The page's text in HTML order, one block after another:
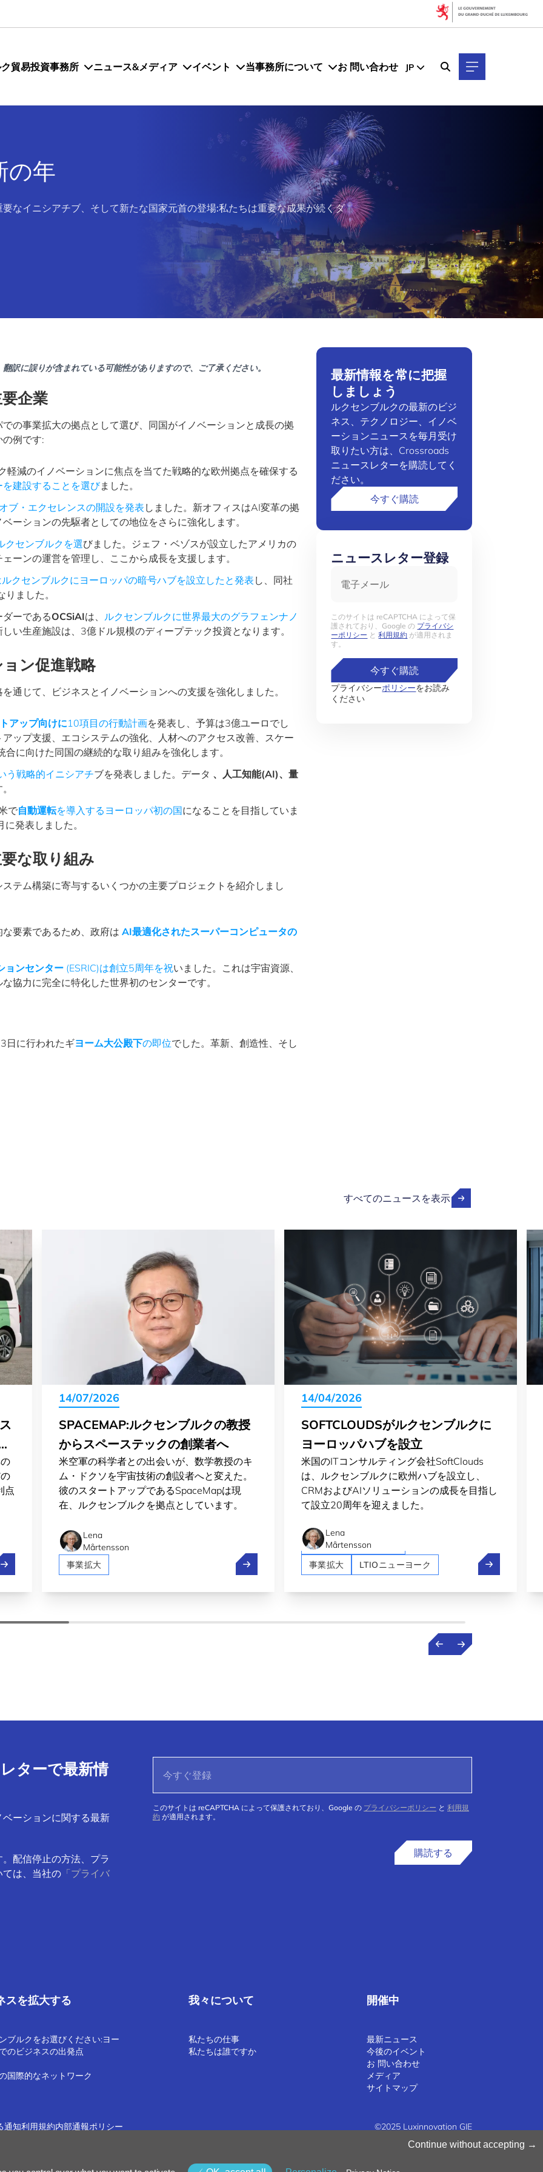
貿易投資事務所 ニュース&メディア イベント 当事務所について お 問い合わせ JP
の年
なイニシアチブ、そして新たな国家元首の登場:私たちは重要な成果が続くダ
訳に誤りが含まれている可能性がありますので、ご了承ください。
企業
の事業拡大の拠点として選び、同国がイノベーションと成長の拠
例です:
軽減のイノベーションに焦点を当てた戦略的な欧州拠点を確保する
建設することを選びました。
ブ・エクセレンスの開設を発表しました。新オフィスはAI変革の拠
ーションの先駆者としての地位をさらに強化します。
クセンブルクを選びました。ジェフ・ベゾスが設立したアメリカの
ーンの運営を管理し、ここから成長を支援します。
クセンブルクにヨーロッパの暗号ハブを設立したと発表 し、同社
ました。
ーであるOCSiAIは、 ルクセンブルクに世界最大のグラフェンナノ
い生産施設は、3億ドル規模のディープテック投資となります。
ン促進戦略
通じて、ビジネスとイノベーションへの支援を強化しました。
アップ向けに10項目の行動計画を発表し、予算は3億ユーロでし
ップ支援、エコシステムの強化、人材へのアクセス改善、スケー
に向けた同国の継続的な取り組みを強化します。
う戦略的イニシアチブを発表しました。データ 、人工知能(AI)、量
で自動運転を導入するヨーロッパ初の国になることを目指していま
発表しました。
な取り組み
テム構築に寄与するいくつかの主要プロジェクトを紹介しまし
要素であるため、政府は AI最適化されたスーパーコンピュータの
ョンセンター (ESRIC)は創立5周年を祝いました。これは宇宙資源、
協力に完全に特化した世界初のセンターです。
日に行われたギヨーム大公殿下の即位でした。革新、創造性、そし
最新情報を常に把握
しましょう
ルクセンブルクの最新のビジ
ネス、テクノロジー、イノベ
ーションニュースを毎月受け
取りたい方は、Crossroads
ニュースレターを購読してく
ださい。
今すぐ購読
ニュースレター登録
このサイトは reCAPTCHA によって保
護されており、Google の プライバシ
ーポリシー と利用規約 が適用されま
す。
今すぐ購読
プライバシーポリシーをお読み
ください
すべてのニュースを表示
点
ルト、Pony.ai、ステランティスがルクセンブルクで自動運転をテスト
14/07/2026
SPACEMAP:ルクセンブルクの教授
からスペーステックの創業者へ
米空軍の科学者との出会いが、数学教授のキ
ム・ドクソを宇宙技術の創設者へと変えた。
彼のスタートアップであるSpaceMapは現
在、ルクセンブルクを拠点としています。
Lena
Mårtensson
事業拡大
SpaceMap:ルクセンブルクの教授からスペーステックの創業者へ
14/04/2026
SOFTCLOUDSがルクセンブルクに
ヨーロッパハブを設立
米国のITコンサルティング会社SoftClouds
は、ルクセンブルクに欧州ハブを設立し、
CRMおよびAIソリューションの成長を目指し
て設立20周年を迎えました。
Lena
Mårtensson
事業拡大
LTIOニューヨーク
LTIOサンフランシスコ
SoftCloudsが
ターで最新情
ーションに関する最新
配信停止の方法、プラ
は、当社の 「プライバ
このサイトは reCAPTCHA によって保護されており、Google の プライバシーポリシー と 利用規
約 が適用されます。
購読する
スを拡大する
ブルクをお選びください:ヨー
のビジネスの出発点
国際的なネットワーク
我々について
私たちの仕事
私たちは誰ですか
開催中
最新ニュース
今後のイベント
お 問い合わせ
メディア
サイトマップ
通知利用規約内部通報ポリシー ©2025 Luxinnovation GIE
Continue without accepting